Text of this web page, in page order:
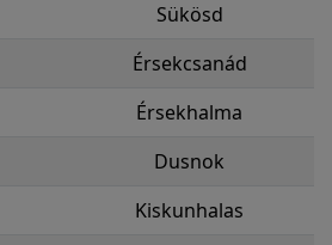
Sükösd
Érsekcsanád
Érsekhalma
Dusnok
Kiskunhalas